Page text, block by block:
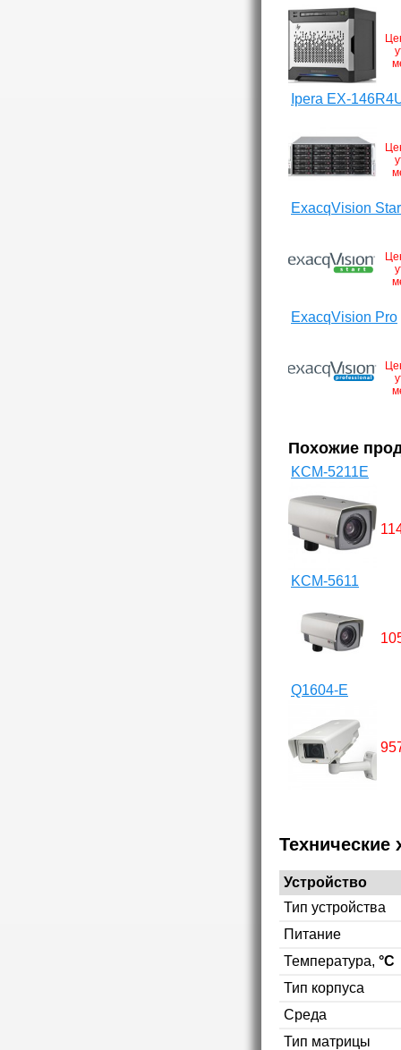
Ipera EX-
ExacqVision
ExacqVision Pro
Похожие
KCM-5211E
KCM-5611
Q1604-E
Технические
Устройство
Тип устройства
Питание
Температура, °C
Тип корпуса
Среда
Тип матрицы